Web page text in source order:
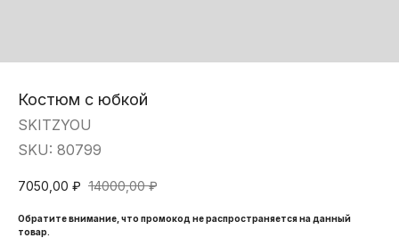
Костюм с юбкой
SKITZYOU
SKU: 80799
7050,00 ₽ 14000,00 ₽
Обратите внимание, что промокод не распространяется на данный
товар.